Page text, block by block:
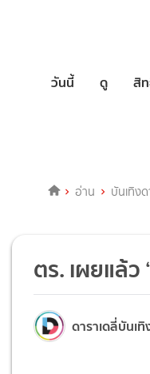
วันนี้ ดู สิ
อ่าน บันเทิงด
ตร. เผยแล้ว
ดาราเดลี่บันเทิ